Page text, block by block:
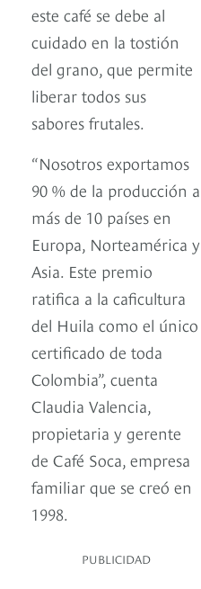
este café se debe al
cuidado en la tostión
del grano, que permite
liberar todos sus
sabores frutales.
“Nosotros exportamos
90 % de la producción a
más de 10 países en
Europa, Norteamérica y
Asia. Este premio
ratifica a la caficultura
del Huila como el único
certificado de toda
Colombia”, cuenta
Claudia Valencia,
propietaria y gerente
de Café Soca, empresa
familiar que se creó en
1998.
PUBLICIDAD